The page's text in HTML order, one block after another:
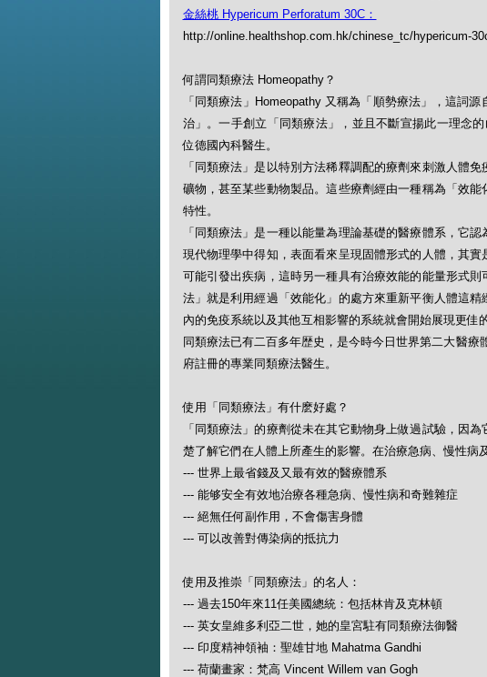
金絲桃 Hypericum Perforatum 30C：
http://online.healthshop.com.hk/chinese_tc/hypericum-
何謂同類療法 Homeopathy？
「同類療法」Homeopathy 又稱為「順勢療法」，這詞
治」。一手創立「同類療法」，並且不斷宣揚此一理念
位德國內科醫生。
「同類療法」是以特別方法稀釋調配的療劑來刺激人體
礦物，甚至某些動物製品。這些療劑經由一種稱為「效
特性。
「同類療法」是一種以能量為理論基礎的醫療體系，它
現代物理學中得知，表面看來呈現固體形式的人體，其
可能引發出疾病，這時另一種具有治療效能的能量形式
法」就是利用經過「效能化」的處方來重新平衡人體這
內的免疫系統以及其他互相影響的系統就會開始展現更佳
同類療法已有二百多年歴史，是今時今日世界第二大醫
府註冊的專業同類療法醫生。
使用「同類療法」有什麽好處？
「同類療法」的療劑從未在其它動物身上做過試驗，因
楚了解它們在人體上所產生的影響。在治療急病、慢性病
--- 世界上最省錢及又最有效的醫療體系
--- 能够安全有效地治療各種急病、慢性病和奇難雜症
--- 絕無任何副作用，不會傷害身體
--- 可以改善對傳染病的抵抗力
使用及推崇「同類療法」的名人：
--- 過去150年來11任美國總統：包括林肯及克林頓
--- 英女皇維多利亞二世，她的皇宮駐有同類療法御醫
--- 印度精神領袖：聖雄甘地 Mahatma Gandhi
--- 荷蘭畫家：梵高 Vincent Willem van Gogh